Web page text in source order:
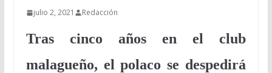
julio 2, 2021 Redacción
Tras cinco años en el club
malagueño, el polaco se despedirá